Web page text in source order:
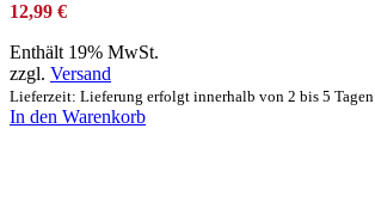
12,99 €
Enthält 19% MwSt.
zzgl. Versand
Lieferzeit: Lieferung erfolgt innerhalb von 2 bis 5 Tagen
In den Warenkorb